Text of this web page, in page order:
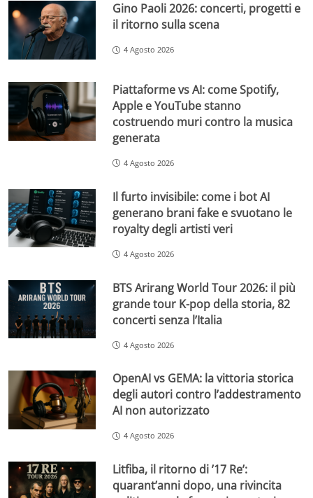
Gino Paoli 2026: concerti, progetti e
il ritorno sulla scena
4 Agosto 2026
Piattaforme vs AI: come Spotify,
Apple e YouTube stanno
costruendo muri contro la musica
generata
4 Agosto 2026
Il furto invisibile: come i bot AI
generano brani fake e svuotano le
royalty degli artisti veri
4 Agosto 2026
BTS Arirang World Tour 2026: il più
grande tour K-pop della storia, 82
concerti senza l’Italia
4 Agosto 2026
OpenAI vs GEMA: la vittoria storica
degli autori contro l’addestramento
AI non autorizzato
4 Agosto 2026
Litfiba, il ritorno di ’17 Re’:
quarant’anni dopo, una rivincita